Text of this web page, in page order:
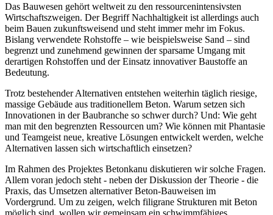
Das Bauwesen gehört weltweit zu den ressourcenintensivsten
Wirtschaftszweigen. Der Begriff Nachhaltigkeit ist allerdings auch
beim Bauen zukunftsweisend und steht immer mehr im Fokus.
Bislang verwendete Rohstoffe – wie beispielsweise Sand – sind
begrenzt und zunehmend gewinnen der sparsame Umgang mit
derartigen Rohstoffen und der Einsatz innovativer Baustoffe an
Bedeutung.
Trotz bestehender Alternativen entstehen weiterhin täglich riesige,
massige Gebäude aus traditionellem Beton. Warum setzen sich
Innovationen in der Baubranche so schwer durch? Und: Wie geht
man mit den begrenzten Ressourcen um? Wie können mit Phantasie
und Teamgeist neue, kreative Lösungen entwickelt werden, welche
Alternativen lassen sich wirtschaftlich einsetzen?
Im Rahmen des Projektes Betonkanu diskutieren wir solche Fragen.
Allem voran jedoch steht - neben der Diskussion der Theorie - die
Praxis, das Umsetzen alternativer Beton-Bauweisen im
Vordergrund. Um zu zeigen, welch filigrane Strukturen mit Beton
möglich sind, wollen wir gemeinsam ein schwimmfähiges